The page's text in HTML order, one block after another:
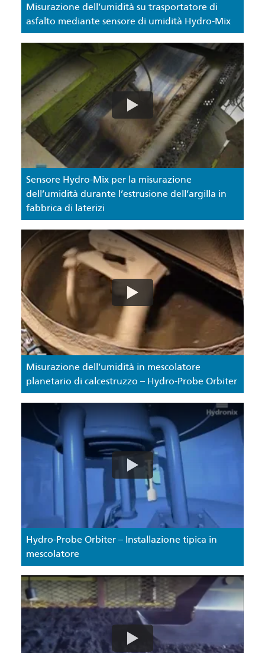
Misurazione dell’umidità su trasportatore di
asfalto mediante sensore di umidità Hydro-Mix
Sensore Hydro-Mix per la misurazione
dell’umidità durante l’estrusione dell’argilla in
fabbrica di laterizi
Misurazione dell’umidità in mescolatore
planetario di calcestruzzo – Hydro-Probe Orbiter
Hydro-Probe Orbiter – Installazione tipica in
mescolatore